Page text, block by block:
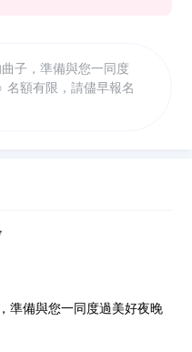
子，準備與您一同度
準備與您一同度過美好夜晚